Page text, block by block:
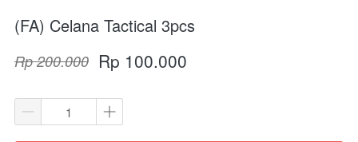
(FA) Celana Tactical 3pcs
Rp 200.000 Rp 100.000